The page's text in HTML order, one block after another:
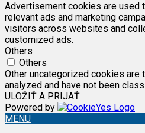
Advertisement cookies are used
relevant ads and marketing
visitors across websites and
customized ads.
Others
Others
Other uncategorized cookies are
analyzed and have not been
ULOŽIŤ A PRIJAŤ
Powered by
MENU